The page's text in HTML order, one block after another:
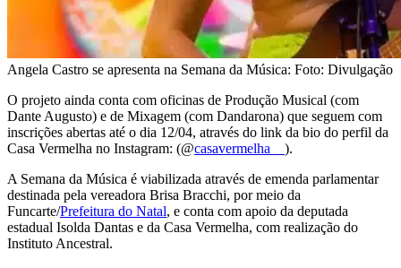
Angela Castro se apresenta na Semana da Música: Foto: Divulgação
O projeto ainda conta com oficinas de Produção Musical (com
Dante Augusto) e de Mixagem (com Dandarona) que seguem com
inscrições abertas até o dia 12/04, através do link da bio do perfil da
Casa Vermelha no Instagram: (@casavermelha__ ).
A Semana da Música é viabilizada através de emenda parlamentar
destinada pela vereadora Brisa Bracchi, por meio da
Funcarte/Prefeitura do Natal, e conta com apoio da deputada
estadual Isolda Dantas e da Casa Vermelha, com realização do
Instituto Ancestral.